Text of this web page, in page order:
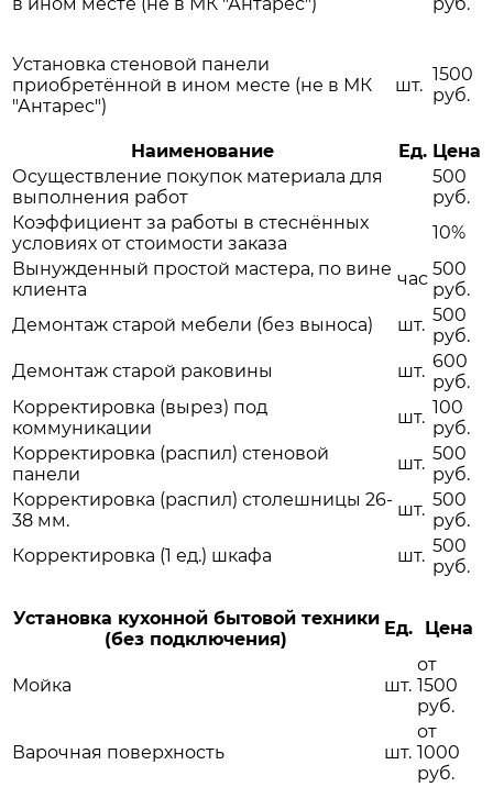
Установка стеновой панели
приобретённой в ином месте (не в МК
"Антарес")
шт.
1500
руб.
Наименование Ед. Цена
Осуществление покупок материала для
выполнения работ
500
руб.
Коэффициент за работы в стеснённых
условиях от стоимости заказа
10%
Вынужденный простой мастера, по вине
клиента
час 500
руб.
Демонтаж старой мебели (без выноса)
шт. 500
руб.
Демонтаж старой раковины
шт. 600
руб.
Корректировка (вырез) под
коммуникации
шт. 100
руб.
Корректировка (распил) стеновой
панели
шт. 500
руб.
Корректировка (распил) столешницы 26-
38 мм.
шт. 500
руб.
Корректировка (1 ед.) шкафа
шт. 500
руб.
Установка кухонной бытовой техники
(без подключения)
Ед. Цена
Мойка шт.
от
1500
руб.
Варочная поверхность шт.
от
1000
руб.